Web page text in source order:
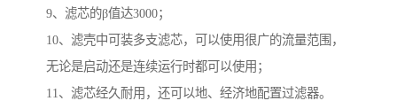
9、滤芯的β值达3000；
10、滤壳中可装多支滤芯，可以使用很广的流量范围，
无论是启动还是连续运行时都可以使用；
11、滤芯经久耐用，还可以地、经济地配置过滤器。